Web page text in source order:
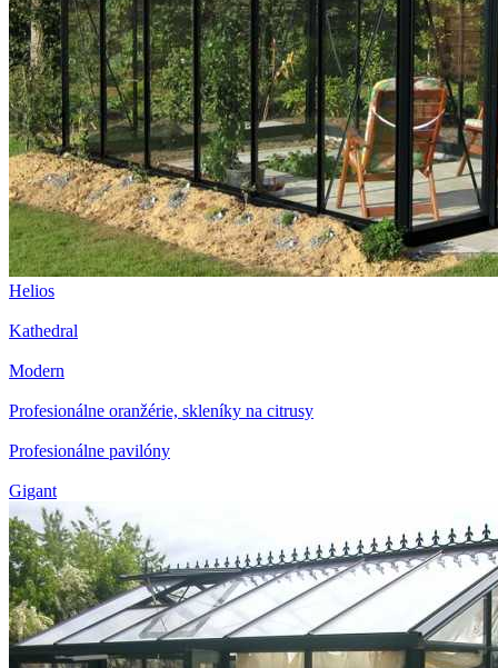
Helios
Kathedral
Modern
Profesionálne oranžérie, skleníky na citrusy
Profesionálne pavilóny
Gigant